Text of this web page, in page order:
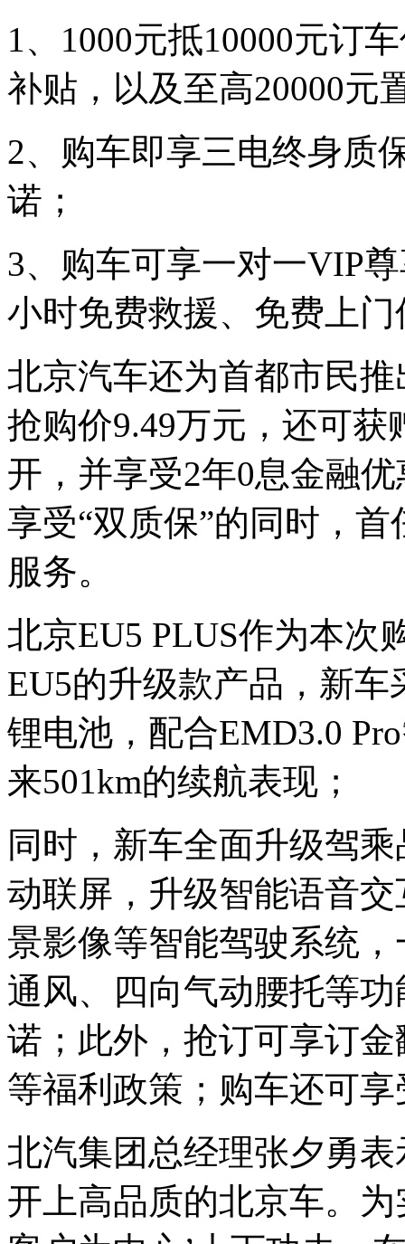
1、1000元抵10000元订
补贴，以及至高20000元
2、购车即享三电终身质
诺；
3、购车可享一对一VIP
小时免费救援、免费上
北京汽车还为首都市民
抢购价9.49万元，还可获
开，并享受2年0息金融
享受“双质保”的同时，
服务。
北京EU5 PLUS作为本次
EU5的升级款产品，新
锂电池，配合EMD3.0
来501km的续航表现；
同时，新车全面升级驾
动联屏，升级智能语音
景影像等智能驾驶系统
通风、四向气动腰托等
诺；此外，抢订可享订
等福利政策；购车还可
北汽集团总经理张夕勇
开上高品质的北京车。